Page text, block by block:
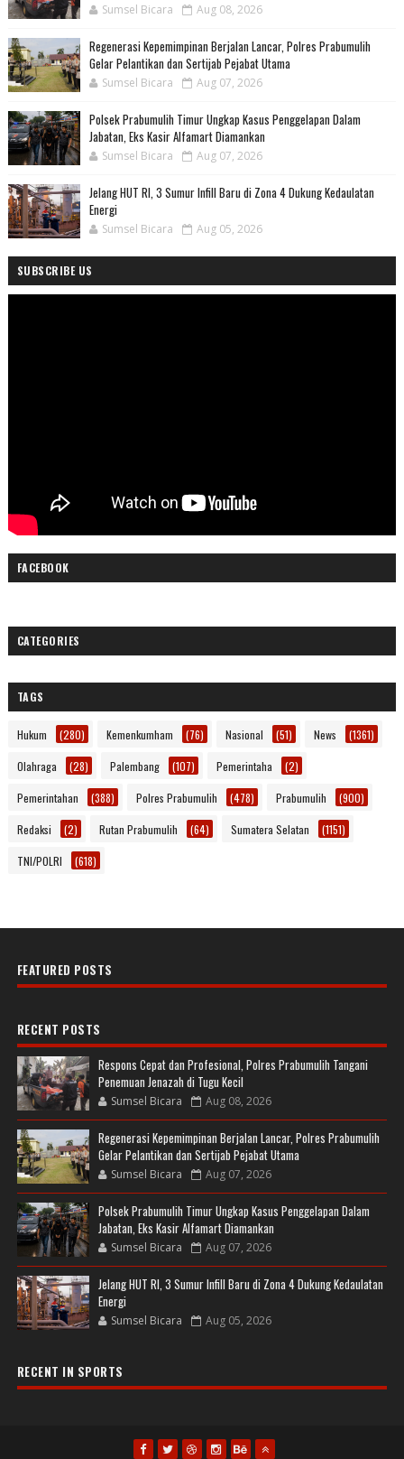
Sumsel Bicara Aug 08, 2026
Regenerasi Kepemimpinan Berjalan Lancar, Polres Prabumulih
Gelar Pelantikan dan Sertijab Pejabat Utama
Sumsel Bicara Aug 07, 2026
Polsek Prabumulih Timur Ungkap Kasus Penggelapan Dalam
Jabatan, Eks Kasir Alfamart Diamankan
Sumsel Bicara Aug 07, 2026
Jelang HUT RI, 3 Sumur Infill Baru di Zona 4 Dukung Kedaulatan
Energi
Sumsel Bicara Aug 05, 2026
SUBSCRIBE US
FACEBOOK
CATEGORIES
TAGS
Hukum (280) Kemenkumham (76) Nasional (51) News (1361)
Olahraga (28) Palembang (107) Pemerintaha (2)
Pemerintahan (388) Polres Prabumulih (478) Prabumulih (900)
Redaksi (2) Rutan Prabumulih (64) Sumatera Selatan (1151)
TNI/POLRI (618)
FEATURED POSTS
RECENT POSTS
Respons Cepat dan Profesional, Polres Prabumulih Tangani
Penemuan Jenazah di Tugu Kecil
Sumsel Bicara Aug 08, 2026
Regenerasi Kepemimpinan Berjalan Lancar, Polres Prabumulih
Gelar Pelantikan dan Sertijab Pejabat Utama
Sumsel Bicara Aug 07, 2026
Polsek Prabumulih Timur Ungkap Kasus Penggelapan Dalam
Jabatan, Eks Kasir Alfamart Diamankan
Sumsel Bicara Aug 07, 2026
Jelang HUT RI, 3 Sumur Infill Baru di Zona 4 Dukung Kedaulatan
Energi
Sumsel Bicara Aug 05, 2026
RECENT IN SPORTS